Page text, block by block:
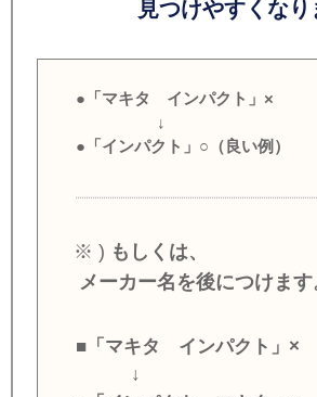
見つけやすくなり
●「マキタ インパクト」×
↓
●「インパクト」○（良い例）
※ ) もしくは、
メーカー名を後につけます
■「マキタ インパクト」×
↓